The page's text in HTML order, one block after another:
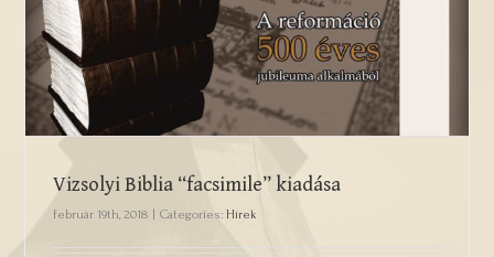
Vizsolyi Biblia “facsimile” kiadása
Vizsolyi Biblia “facsimile” kiadása
február 19th, 2018 Categories: Hírek